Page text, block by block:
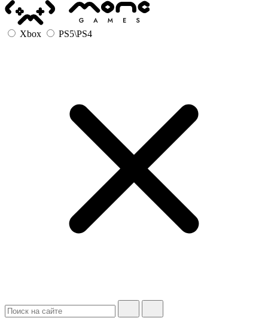
Xbox PS5\PS4